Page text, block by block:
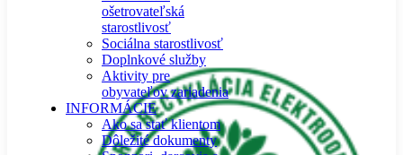
ošetrovateľská
starostlivosť
Sociálna starostlivosť
Doplnkové služby
Aktivity pre
obyvateľov zariadenia
INFORMÁCIE
Ako sa stať klientom
Dôležité dokumenty